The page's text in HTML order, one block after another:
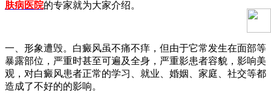
肤病医院的专家就为大家介绍。
一、形象遭毁。白癜风虽不痛不痒，但由于它常发生在面部等
暴露部位，严重时甚至可遍及全身，严重影患者容貌，影响美
观，对白癜风患者正常的学习、就业、婚姻、家庭、社交等都
造成了不好的的影响。